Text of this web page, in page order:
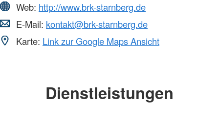
Web: http://www.brk-starnberg.de
E-Mail: kontakt@brk-starnberg.de
Karte: Link zur Google Maps Ansicht
Dienstleistungen